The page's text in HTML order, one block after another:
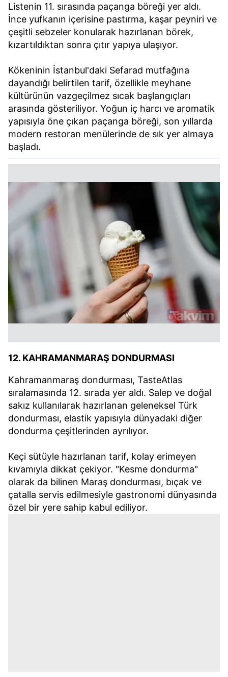
Listenin 11. sırasında paçanga böreği yer aldı.
İnce yufkanın içerisine pastırma, kaşar peyniri ve
çeşitli sebzeler konularak hazırlanan börek,
kızartıldıktan sonra çıtır yapıya ulaşıyor.
Kökeninin İstanbul'daki Sefarad mutfağına
dayandığı belirtilen tarif, özellikle meyhane
kültürünün vazgeçilmez sıcak başlangıçları
arasında gösteriliyor. Yoğun iç harcı ve aromatik
yapısıyla öne çıkan paçanga böreği, son yıllarda
modern restoran menülerinde de sık yer almaya
başladı.
12. KAHRAMANMARAŞ DONDURMASI
Kahramanmaraş dondurması, TasteAtlas
sıralamasında 12. sırada yer aldı. Salep ve doğal
sakız kullanılarak hazırlanan geleneksel Türk
dondurması, elastik yapısıyla dünyadaki diğer
dondurma çeşitlerinden ayrılıyor.
Keçi sütüyle hazırlanan tarif, kolay erimeyen
kıvamıyla dikkat çekiyor. "Kesme dondurma"
olarak da bilinen Maraş dondurması, bıçak ve
çatalla servis edilmesiyle gastronomi dünyasında
özel bir yere sahip kabul ediliyor.